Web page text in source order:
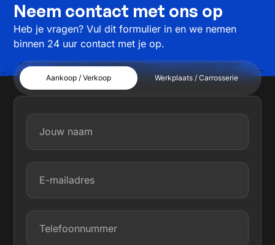
Neem contact met ons op
Heb je vragen? Vul dit formulier in en we nemen
binnen 24 uur contact met je op.
Aankoop / Verkoop Werkplaats / Carrosserie